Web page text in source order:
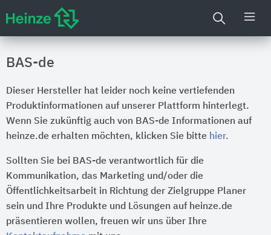
BAS-de
Dieser Hersteller hat leider noch keine vertiefenden
Produktinformationen auf unserer Plattform hinterlegt.
Wenn Sie zukünftig auch von BAS-de Informationen auf
heinze.de erhalten möchten, klicken Sie bitte hier.
Sollten Sie bei BAS-de verantwortlich für die
Kommunikation, das Marketing und/oder die
Öffentlichkeitsarbeit in Richtung der Zielgruppe Planer
sein und Ihre Produkte und Lösungen auf heinze.de
präsentieren wollen, freuen wir uns über Ihre